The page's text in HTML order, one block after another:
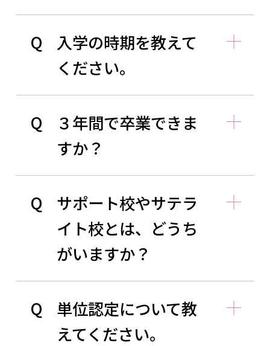
Q
入学の時期を教えて
ください。
Q
３年間で卒業できま
すか？
Q
サポート校やサテラ
イト校とは、どうち
がいますか？
Q
単位認定について教
えてください。